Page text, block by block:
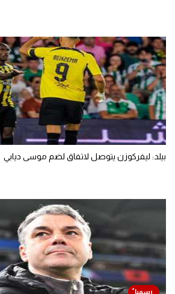
بيلد: ليفركوزن يتوصل لاتفاق لضم موسى ديابي